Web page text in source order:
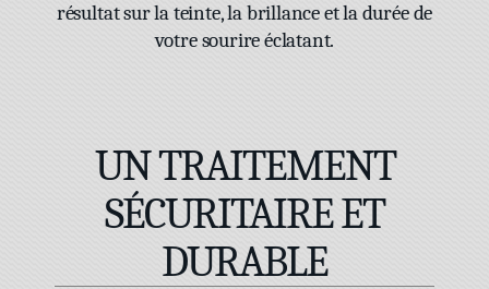
résultat sur la teinte, la brillance et la durée de
votre sourire éclatant.
UN TRAITEMENT
SÉCURITAIRE ET
DURABLE